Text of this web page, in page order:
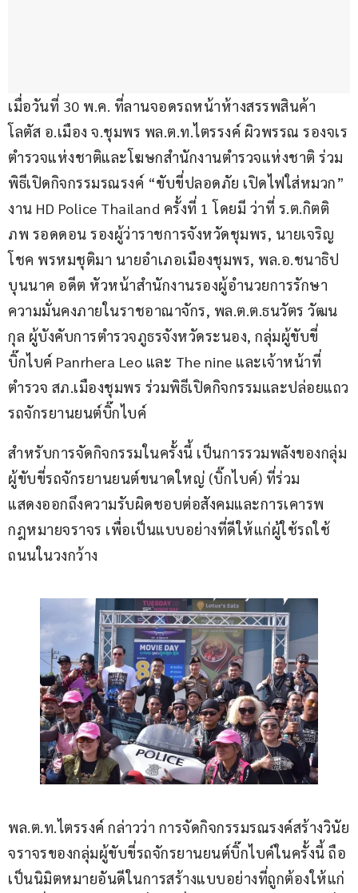
เมื่อวันที่ 30 พ.ค. ที่ลานจอดรถหน้าห้างสรรพสินค้า
โลตัส อ.เมือง จ.ชุมพร พล.ต.ท.ไตรรงค์ ผิวพรรณ รองจเร
ตำรวจแห่งชาติและโฆษกสำนักงานตำรวจแห่งชาติ ร่วม
พิธีเปิดกิจกรรมรณรงค์ “ขับขี่ปลอดภัย เปิดไฟใส่หมวก”
งาน HD Police Thailand ครั้งที่ 1 โดยมี ว่าที่ ร.ต.กิตติ
ภพ รอดดอน รองผู้ว่าราชการจังหวัดชุมพร, นายเจริญ
โชค พรหมชุติมา นายอำเภอเมืองชุมพร, พล.อ.ชนาธิป
บุนนาค อดีต หัวหน้าสำนักงานรองผู้อำนวยการรักษา
ความมั่นคงภายในราชอาณาจักร, พล.ต.ต.ธนวัตร วัฒน
กุล ผู้บังคับการตำรวจภูธรจังหวัดระนอง, กลุ่มผู้ขับขี่
บิ๊กไบค์ Panrhera Leo และ The nine และเจ้าหน้าที่
ตำรวจ สภ.เมืองชุมพร ร่วมพิธีเปิดกิจกรรมและปล่อยแถว
รถจักรยานยนต์บิ๊กไบค์
สำหรับการจัดกิจกรรมในครั้งนี้ เป็นการรวมพลังของกลุ่ม
ผู้ขับขี่รถจักรยานยนต์ขนาดใหญ่ (บิ๊กไบค์) ที่ร่วม
แสดงออกถึงความรับผิดชอบต่อสังคมและการเคารพ
กฎหมายจราจร เพื่อเป็นแบบอย่างที่ดีให้แก่ผู้ใช้รถใช้
ถนนในวงกว้าง
พล.ต.ท.ไตรรงค์ กล่าวว่า การจัดกิจกรรมรณรงค์สร้างวินัย
จราจรของกลุ่มผู้ขับขี่รถจักรยานยนต์บิ๊กไบค์ในครั้งนี้ ถือ
เป็นนิมิตหมายอันดีในการสร้างแบบอย่างที่ถูกต้องให้แก่